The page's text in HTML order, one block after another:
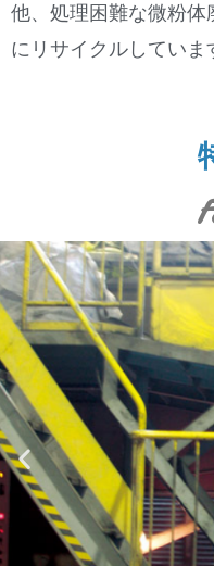
他、処理困難な微粉
にリサイクルしていま